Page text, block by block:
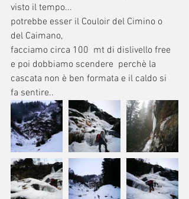
visto il tempo...
potrebbe esser il Couloir del Cimino o
del Caimano,
facciamo circa 100  mt di dislivello free
e poi dobbiamo scendere  perchè la
cascata non è ben formata e il caldo si
fa sentire..